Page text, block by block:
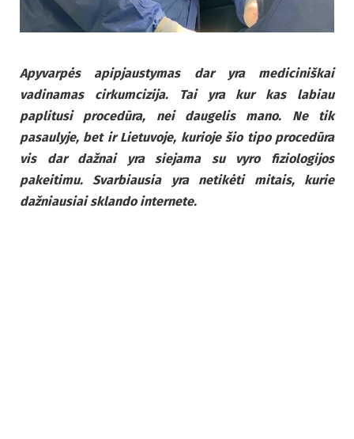
Apyvarpės apipjaustymas dar yra mediciniškai
vadinamas cirkumcizija. Tai yra kur kas labiau
paplitusi procedūra, nei daugelis mano. Ne tik
pasaulyje, bet ir Lietuvoje, kurioje šio tipo procedūra
vis dar dažnai yra siejama su vyro fiziologijos
pakeitimu. Svarbiausia yra netikėti mitais, kurie
dažniausiai sklando internete.